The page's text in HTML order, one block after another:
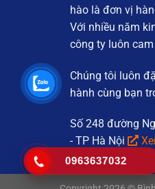
hào là đơn vị
Với nhiều năm
công ty luôn
Chúng tôi luôn
hành cùng bạn
Số 248 đường
- TP Hà Nội
0963637032